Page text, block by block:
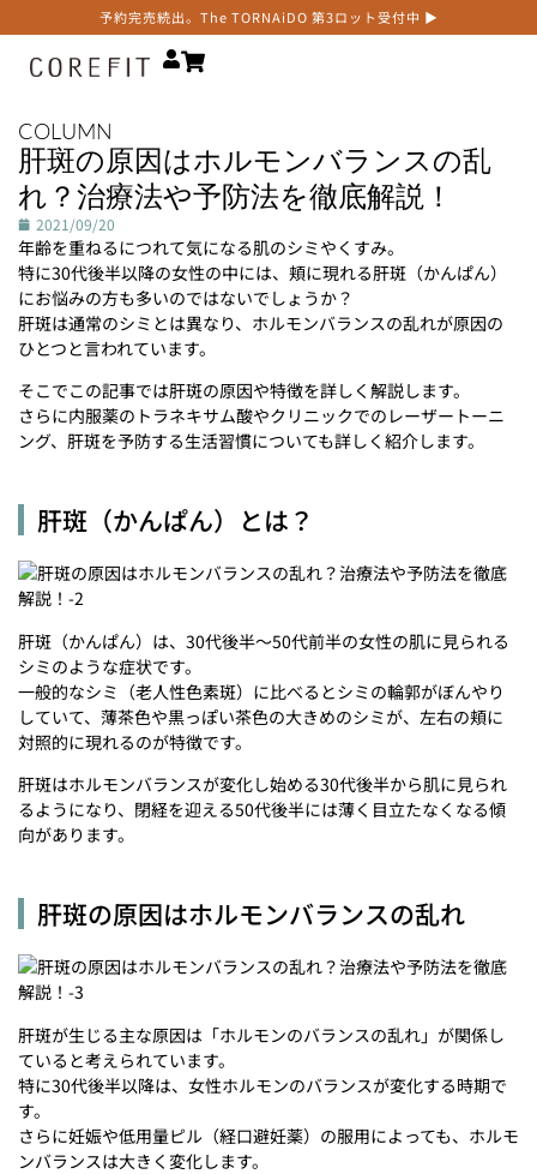
予約完売続出。The TORNAiDO 第3ロット受付中 ▶
COLUMN
肝斑の原因はホルモンバランスの乱
れ？治療法や予防法を徹底解説！
2021/09/20
年齢を重ねるにつれて気になる肌のシミやくすみ。
特に30代後半以降の女性の中には、頬に現れる肝斑（かんぱん）
にお悩みの方も多いのではないでしょうか？
肝斑は通常のシミとは異なり、ホルモンバランスの乱れが原因の
ひとつと言われています。
そこでこの記事では肝斑の原因や特徴を詳しく解説します。
さらに内服薬のトラネキサム酸やクリニックでのレーザートーニ
ング、肝斑を予防する生活習慣についても詳しく紹介します。
肝斑（かんぱん）とは？
肝斑（かんぱん）は、30代後半～50代前半の女性の肌に見られる
シミのような症状です。
一般的なシミ（老人性色素斑）に比べるとシミの輪郭がぼんやり
していて、薄茶色や黒っぽい茶色の大きめのシミが、左右の頬に
対照的に現れるのが特徴です。
肝斑はホルモンバランスが変化し始める30代後半から肌に見られ
るようになり、閉経を迎える50代後半には薄く目立たなくなる傾
向があります。
肝斑の原因はホルモンバランスの乱れ
肝斑が生じる主な原因は「ホルモンのバランスの乱れ」が関係し
ていると考えられています。
特に30代後半以降は、女性ホルモンのバランスが変化する時期で
す。
さらに妊娠や低用量ピル（経口避妊薬）の服用によっても、ホルモ
ンバランスは大きく変化します。